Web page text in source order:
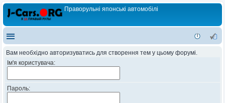
Праворульні японські автомобілі
Вам необхідно авторизуватись для створення тем у цьому форумі.
Ім'я користувача:
Пароль: